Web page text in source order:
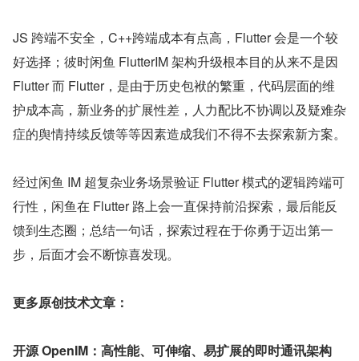
JS 跨端不安全，C++跨端成本有点高，Flutter 会是一个较
好选择；彼时闲鱼 FlutterIM 架构升级根本目的从来不是因
Flutter 而 Flutter，是由于历史包袱的繁重，代码层面的维
护成本高，新业务的扩展性差，人力配比不协调以及疑难杂
症的舆情持续反馈等等因素造成我们不得不去探索新方案。
经过闲鱼 IM 超复杂业务场景验证 Flutter 模式的逻辑跨端可
行性，闲鱼在 Flutter 路上会一直保持前沿探索，最后能反
馈到生态圈；总结一句话，探索过程在于你勇于迈出第一
步，后面才会不断惊喜发现。
更多原创技术文章：
开源 OpenIM：高性能、可伸缩、易扩展的即时通讯架构